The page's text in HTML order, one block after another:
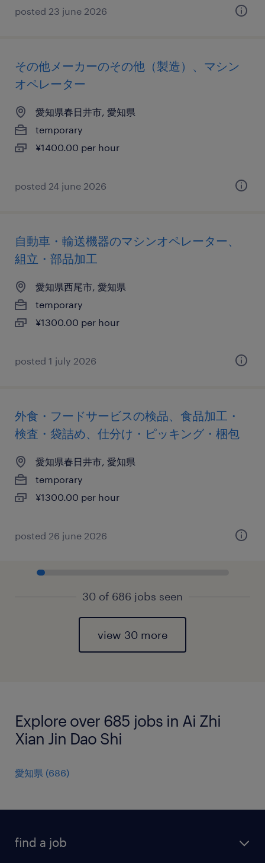
posted 23 june 2026
その他メーカーのその他（製造）、マシン
オペレーター
愛知県春日井市, 愛知県
temporary
¥1400.00 per hour
posted 24 june 2026
自動車・輸送機器のマシンオペレーター、
組立・部品加工
愛知県西尾市, 愛知県
temporary
¥1300.00 per hour
posted 1 july 2026
外食・フードサービスの検品、食品加工・
検査・袋詰め、仕分け・ピッキング・梱包
愛知県春日井市, 愛知県
temporary
¥1300.00 per hour
posted 26 june 2026
30 of 686 jobs seen
view 30 more
Explore over 685 jobs in Ai Zhi
Xian Jin Dao Shi
愛知県 (686)
find a job